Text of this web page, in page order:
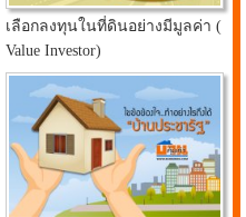
เลือกลงทุนในที่ดินอย่างมีมูลค่า (
Value Investor)